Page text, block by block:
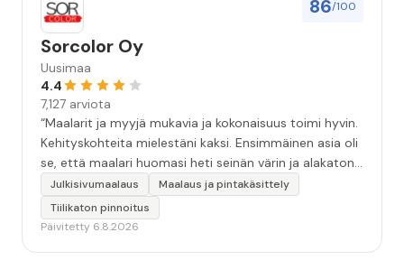
86/100
Sorcolor Oy
Uusimaa
4.4
7,127 arviota
“Maalarit ja myyjä mukavia ja kokonaisuus toimi hyvin.
Kehityskohteita mielestäni kaksi. Ensimmäinen asia oli
se, että maalari huomasi heti seinän värin ja alakaton
värin erot mitä en huomannut. Hyvä toki että siinä
kohtaa huomattu mutta toki optimaalisessa
tilanteessa myyjä olisi jo kiinnittänyt tähän huomiota.
Julkisivumaalaus
Maalaus ja pintakäsittely
Tiilikaton pinnoitus
Päivitetty 6.8.2026